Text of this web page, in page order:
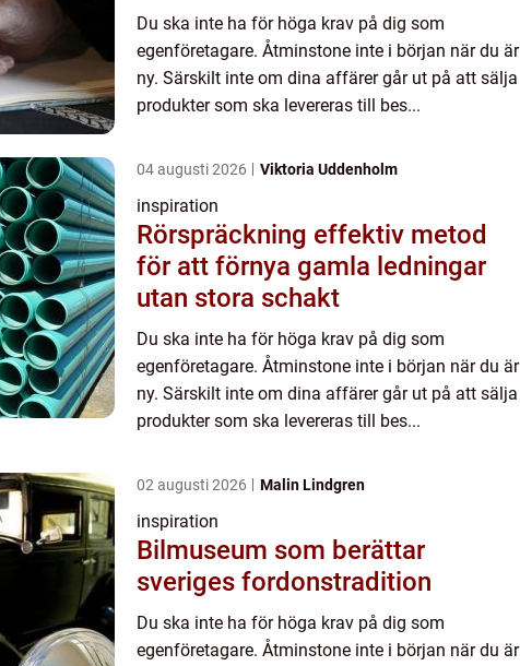
Du ska inte ha för höga krav på dig som
egenföretagare. Åtminstone inte i början när du är
ny. Särskilt inte om dina affärer går ut på att sälja
produkter som ska levereras till bes...
04 augusti 2026 Viktoria Uddenholm
inspiration
Rörspräckning effektiv metod
för att förnya gamla ledningar
utan stora schakt
Du ska inte ha för höga krav på dig som
egenföretagare. Åtminstone inte i början när du är
ny. Särskilt inte om dina affärer går ut på att sälja
produkter som ska levereras till bes...
02 augusti 2026 Malin Lindgren
inspiration
Bilmuseum som berättar
sveriges fordonstradition
Du ska inte ha för höga krav på dig som
egenföretagare. Åtminstone inte i början när du är